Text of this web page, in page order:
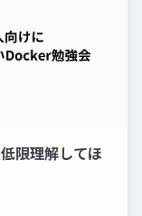
限理解してほ